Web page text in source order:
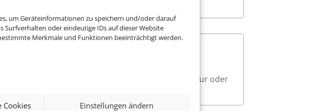
um Geräteinformationen zu speichern und/oder darauf
Surfverhalten oder eindeutige IDs auf dieser Website
Merkmale und Funktionen beeinträchtigt werden.
Cookies Einstellungen ändern
Maus.
Aufbau der Seite. Beim Navigieren mit der
durchlaufen, sodass Nutzer:innen mit Tastatur oder